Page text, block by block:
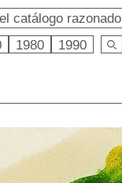
catálogo razonado
1980 1990